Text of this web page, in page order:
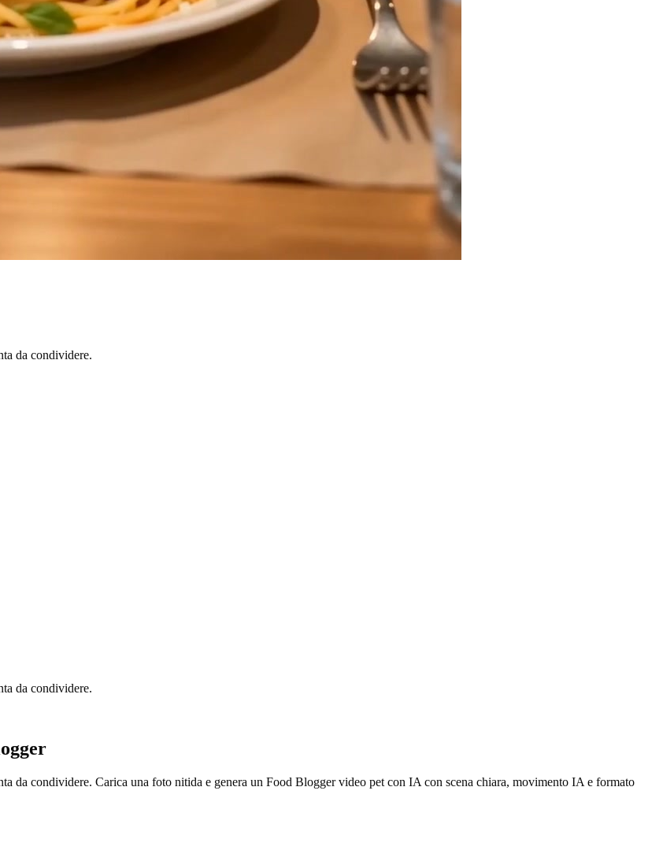
da condividere.
da condividere.
da condividere. Carica una foto nitida e genera un Food Blogger video pet con IA con scena chiara, movimento IA e formato